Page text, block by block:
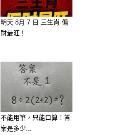
明天 8月 7 日 三生肖 偏
財最旺！...
不能用筆，只能口算！答
案是多少...